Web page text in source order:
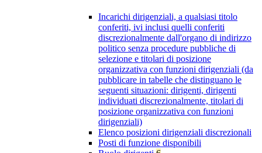
Incarichi dirigenziali, a qualsiasi titolo
conferiti, ivi inclusi quelli conferiti
discrezionalmente dall'organo di indirizzo
politico senza procedure pubbliche di
selezione e titolari di posizione
organizzativa con funzioni dirigenziali (da
pubblicare in tabelle che distinguano le
seguenti situazioni: dirigenti, dirigenti
individuati discrezionalmente, titolari di
posizione organizzativa con funzioni
dirigenziali)
Elenco posizioni dirigenziali discrezionali
Posti di funzione disponibili